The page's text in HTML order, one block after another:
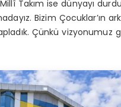
Takım ise dünyayı
Bizim Çocuklar’ın
Çünkü vizyonumuz